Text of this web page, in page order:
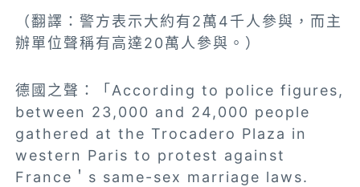
（翻譯：警方表示大約有2萬4千人參與，而主
辦單位聲稱有高達20萬人參與。）
德國之聲：「According to police figures,
between 23,000 and 24,000 people
gathered at the Trocadero Plaza in
western Paris to protest against
France＇s same-sex marriage laws.